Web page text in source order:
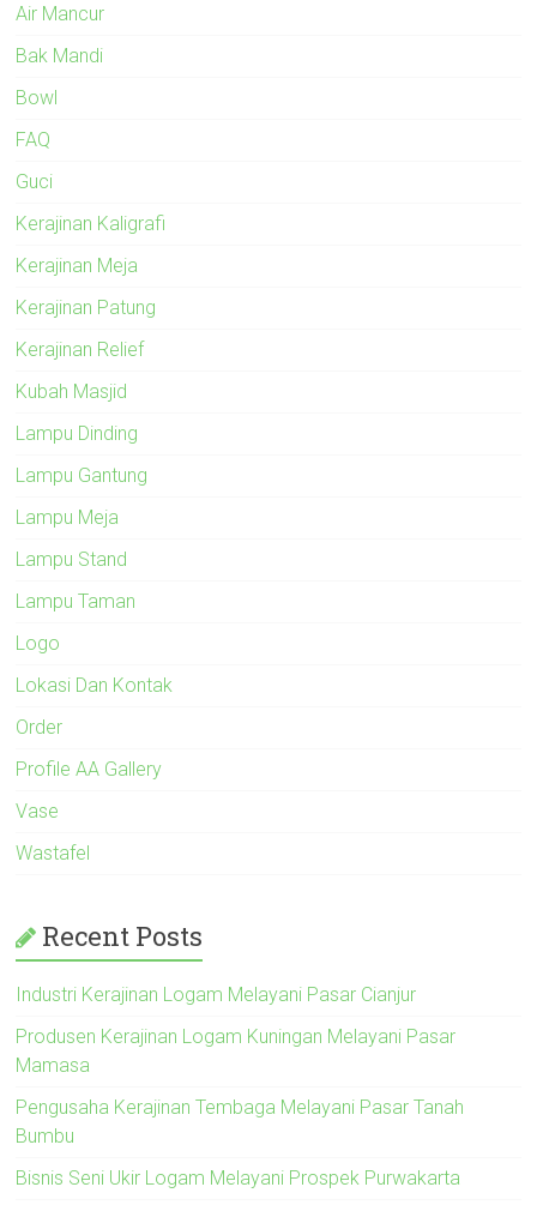
Air Mancur
Bak Mandi
Bowl
FAQ
Guci
Kerajinan Kaligrafi
Kerajinan Meja
Kerajinan Patung
Kerajinan Relief
Kubah Masjid
Lampu Dinding
Lampu Gantung
Lampu Meja
Lampu Stand
Lampu Taman
Logo
Lokasi Dan Kontak
Order
Profile AA Gallery
Vase
Wastafel
Recent Posts
Industri Kerajinan Logam Melayani Pasar Cianjur
Produsen Kerajinan Logam Kuningan Melayani Pasar
Mamasa
Pengusaha Kerajinan Tembaga Melayani Pasar Tanah
Bumbu
Bisnis Seni Ukir Logam Melayani Prospek Purwakarta